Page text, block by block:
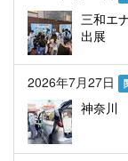
三和エ
出展
2026年7月27日
神奈川